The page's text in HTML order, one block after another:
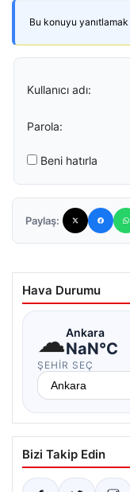
Bu konuyu yanıtlamak
Kullanıcı adı:
Parola:
Beni hatırla
Paylaş:
Hava Durumu
☁Ankara
NaN°C
ŞEHIR SEÇ
Bizi Takip Edin